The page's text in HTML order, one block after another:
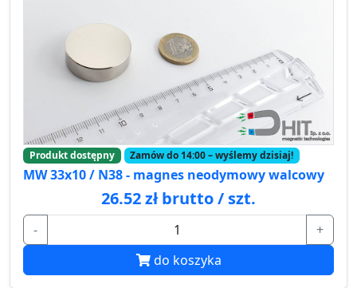
Produkt dostępny Zamów do 14:00 – wyślemy dzisiaj!
MW 33x10 / N38 - magnes neodymowy walcowy
26.52 zł brutto / szt.
-
+
do koszyka